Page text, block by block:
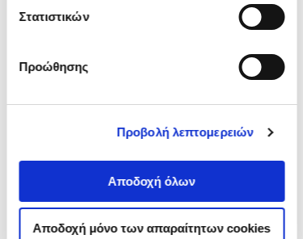
Στατιστικών
Προώθησης
Προβολή λεπτομερειών
Αποδοχή όλων
Αποδοχή μόνο των απαραίτητων cookies
22. Κάθε παραλαβή και παράδοση Οχήματος γίνεται
παράδοσης της Εταιρείας, από τις 10:00 έως τις
ρεζερβουάρ. Ο Πελάτης πρέπει είτε να επιστρέψει το
κόστος του καυσίμου που υπολείπεται με €2/λίτρο(*),
καθώς και με 10,00€ για τον ίδιο τον ανεφοδιασμό. (*)
Ενδεικτική χρέωση που εξαρτάται από την ισχύουσα
μέση τιμή καυσίμων